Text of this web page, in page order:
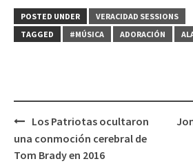
POSTED UNDER
VERACIDAD SESSIONS
TAGGED
#MÚSICA ADORACIÓN
Post
navigation
Los Patriotas ocultaron
una conmoción cerebral de
Tom Brady en 2016